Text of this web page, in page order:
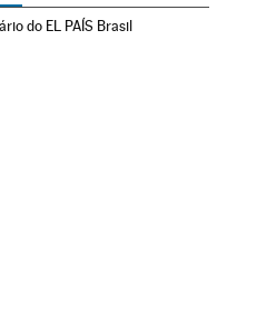
do EL PAÍS Brasil